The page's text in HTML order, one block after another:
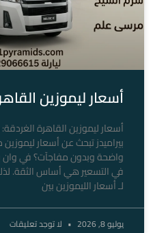
أسعار ليموزين
أسعار ليموزين القاهرة
بيراميدز تبحث عن أسعار
واضحة وبدون مفاجآت؟ في وان
في التسعير هي أساس الثقة.
لـ أسعار الليموزين بين
يوليو 8, 2026 لا توجد تعليقات